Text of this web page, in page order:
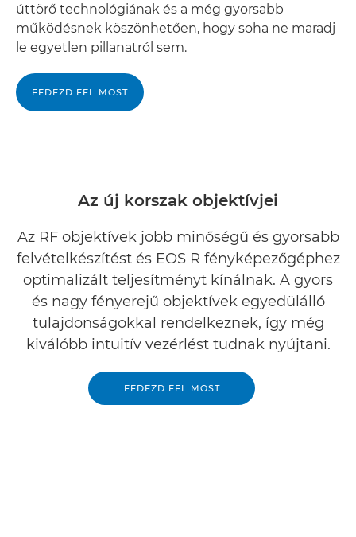
úttörő technológiának és a még gyorsabb
működésnek köszönhetően, hogy soha ne maradj
le egyetlen pillanatról sem.
FEDEZD FEL MOST
Az új korszak objektívjei
Az RF objektívek jobb minőségű és gyorsabb
felvételkészítést és EOS R fényképezőgéphez
optimalizált teljesítményt kínálnak. A gyors
és nagy fényerejű objektívek egyedülálló
tulajdonságokkal rendelkeznek, így még
kiválóbb intuitív vezérlést tudnak nyújtani.
FEDEZD FEL MOST